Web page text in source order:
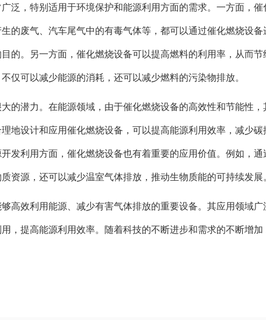
泛，特别适用于环境保护和能源利用方面的需求。一方面，
的废气、汽车尾气中的有毒气体等，都可以通过催化燃烧设
的。另一方面，催化燃烧设备可以提高燃料的利用率，从而
仅可以减少能源的消耗，还可以减少燃料的污染物排放。
的潜力。在能源领域，由于催化燃烧设备的高效性和节能性
地设计和应用催化燃烧设备，可以提高能源利用效率，减少
发利用方面，催化燃烧设备也有着重要的应用价值。例如，
资源，还可以减少温室气体排放，推动生物质能的可持续发展。
高效利用能源、减少有害气体排放的重要设备。其应用领域
，提高能源利用效率。随着科技的不断进步和需求的不断增